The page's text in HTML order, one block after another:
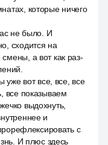
которые ничего
не было. И
сходится на
а вот как раз-
уже вот все, все, все
все показываем
выдохнуть,
и
с
И плюс здесь